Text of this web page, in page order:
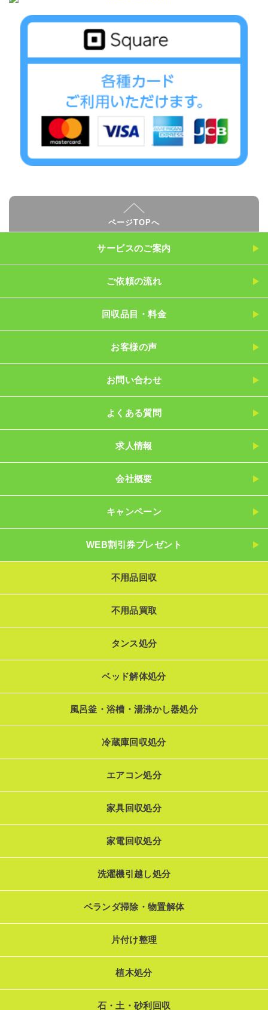
ページTOPへ
サービスのご案内
ご依頼の流れ
回収品目・料金
お客様の声
お問い合わせ
よくある質問
求人情報
会社概要
キャンペーン
WEB割引券プレゼント
不用品回収
不用品買取
タンス処分
ベッド解体処分
風呂釜・浴槽・湯沸かし器処分
冷蔵庫回収処分
エアコン処分
家具回収処分
家電回収処分
洗濯機引越し処分
ベランダ掃除・物置解体
片付け整理
植木処分
石・土・砂利回収